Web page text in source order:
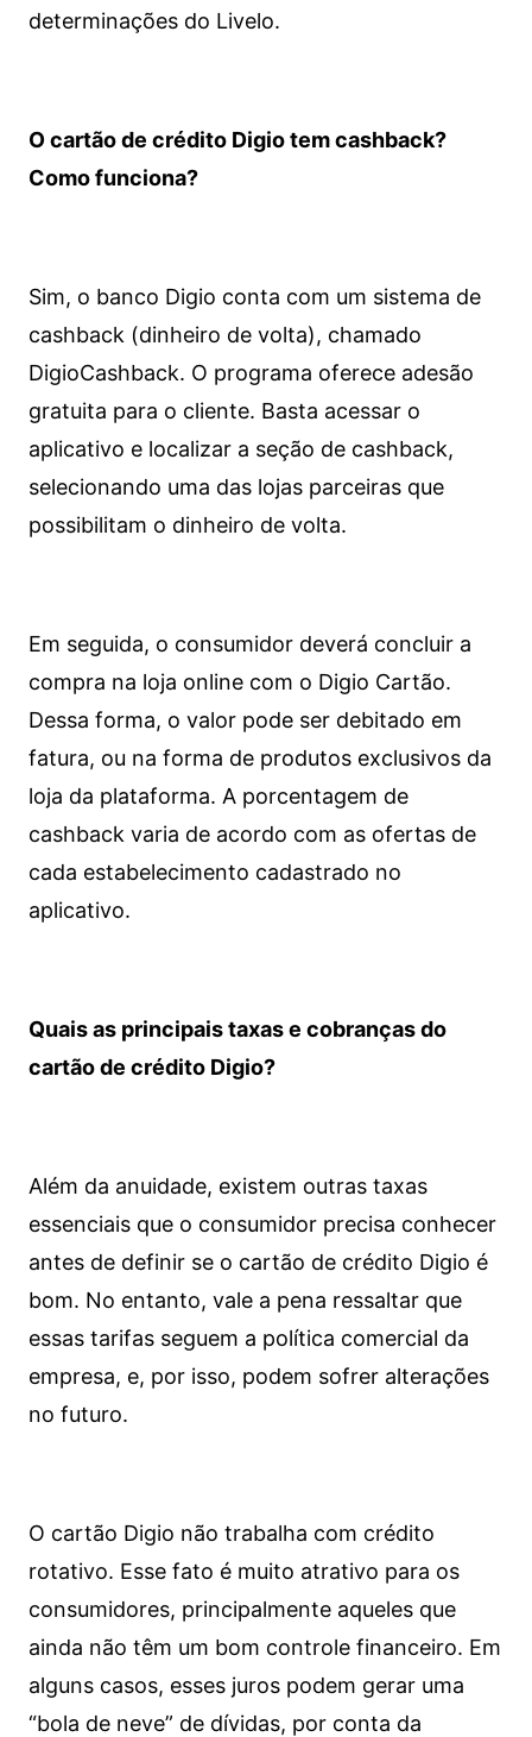
determinações do Livelo.
O cartão de crédito Digio tem cashback?
Como funciona?
Sim, o banco Digio conta com um sistema de
cashback (dinheiro de volta), chamado
DigioCashback. O programa oferece adesão
gratuita para o cliente. Basta acessar o
aplicativo e localizar a seção de cashback,
selecionando uma das lojas parceiras que
possibilitam o dinheiro de volta.
Em seguida, o consumidor deverá concluir a
compra na loja online com o Digio Cartão.
Dessa forma, o valor pode ser debitado em
fatura, ou na forma de produtos exclusivos da
loja da plataforma. A porcentagem de
cashback varia de acordo com as ofertas de
cada estabelecimento cadastrado no
aplicativo.
Quais as principais taxas e cobranças do
cartão de crédito Digio?
Além da anuidade, existem outras taxas
essenciais que o consumidor precisa conhecer
antes de definir se o cartão de crédito Digio é
bom. No entanto, vale a pena ressaltar que
essas tarifas seguem a política comercial da
empresa, e, por isso, podem sofrer alterações
no futuro.
O cartão Digio não trabalha com crédito
rotativo. Esse fato é muito atrativo para os
consumidores, principalmente aqueles que
ainda não têm um bom controle financeiro. Em
alguns casos, esses juros podem gerar uma
“bola de neve” de dívidas, por conta da